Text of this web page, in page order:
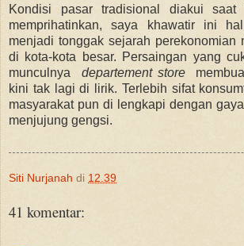
Kondisi pasar tradisional diakui
memprihatinkan, saya khawatir ini
menjadi tonggak sejarah perekonomian
di kota-kota besar. Persaingan yang
munculnya departement store
kini tak lagi di lirik. Terlebih sifat
masyarakat pun di lengkapi dengan
menjujung gengsi.
Siti Nurjanah di 12.39
41 komentar: